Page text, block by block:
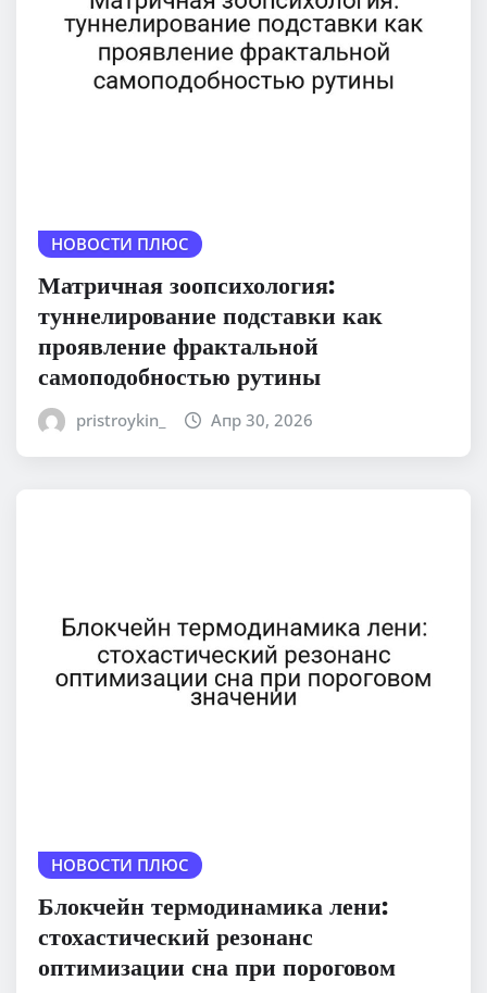
НОВОСТИ ПЛЮС
Матричная зоопсихология:
туннелирование подставки как
проявление фрактальной
самоподобностью рутины
pristroykin_ Апр 30, 2026
НОВОСТИ ПЛЮС
Блокчейн термодинамика лени:
стохастический резонанс
оптимизации сна при пороговом